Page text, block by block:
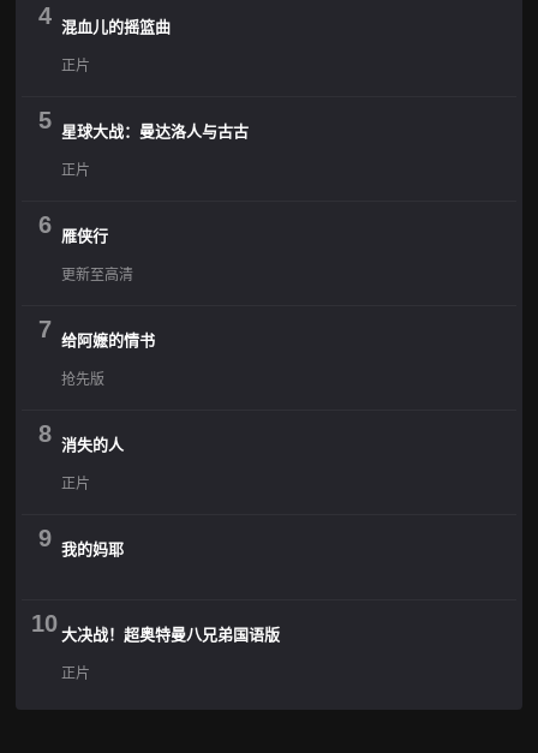
4 混血儿的摇篮曲
正片
5 星球大战：曼达洛人与古古
正片
6 雁侠行
更新至高清
7 给阿嬷的情书
抢先版
8 消失的人
正片
9 我的妈耶
10 大决战！超奥特曼八兄弟国语版
正片